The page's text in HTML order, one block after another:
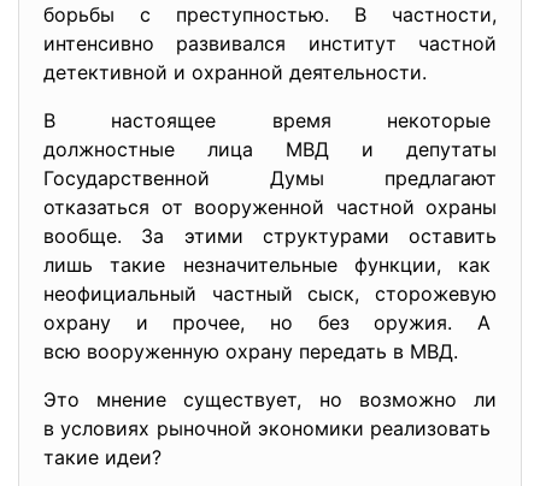
борьбы с преступностью. В частности,
интенсивно развивался институт частной
детективной и охранной деятельности.
В настоящее время некоторые
должностные лица МВД и депутаты
Государственной Думы предлагают
отказаться от вооруженной частной охраны
вообще. За этими структурами оставить
лишь такие незначительные функции, как
неофициальный частный сыск, сторожевую
охрану и прочее, но без оружия. А
всю вооруженную охрану передать в МВД.
Это мнение существует, но возможно ли
в условиях рыночной экономики реализовать
такие идеи?